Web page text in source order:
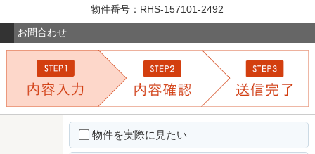
物件番号：RHS-157101-2492
お問合わせ
物件を実際に見たい